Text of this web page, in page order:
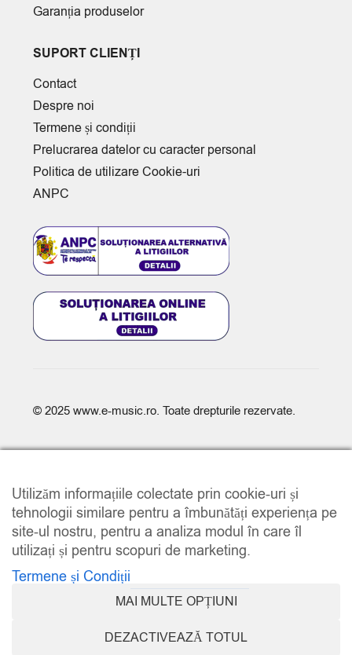
Garanția produselor
SUPORT CLIENȚI
Contact
Despre noi
Termene și condiții
Prelucrarea datelor cu caracter personal
Politica de utilizare Cookie-uri
ANPC
© 2025 www.e-music.ro. Toate drepturile rezervate.
Utilizăm informațiile colectate prin cookie-uri și
tehnologii similare pentru a îmbunătăți experiența pe
site-ul nostru, pentru a analiza modul în care îl
utilizați și pentru scopuri de marketing.
Termene și Condiții
MAI MULTE OPȚIUNI
DEZACTIVEAZĂ TOTUL
COMPARE (0)
COMPARE